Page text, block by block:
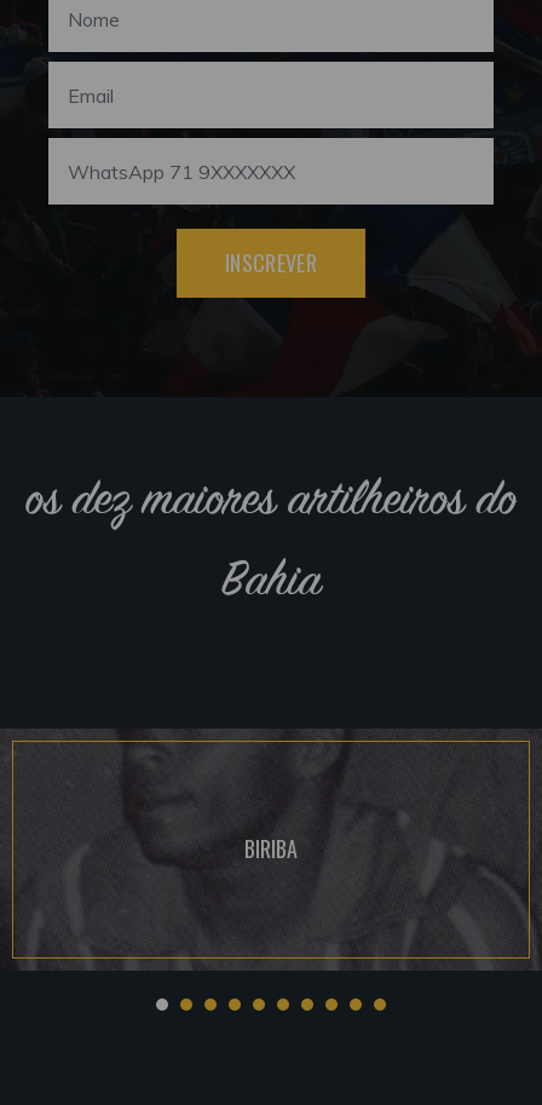
INSCREVER
os dez maiores artilheiros do
Bahia
BIRIBA